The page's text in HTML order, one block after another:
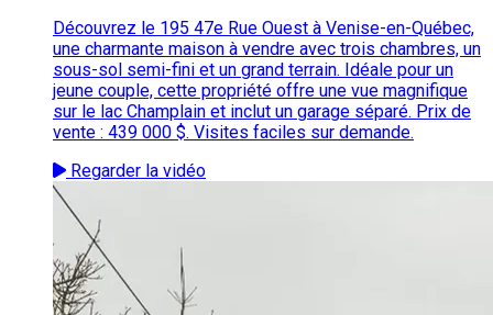
Découvrez le 195 47e Rue Ouest à Venise-en-Québec,
une charmante maison à vendre avec trois chambres, un
sous-sol semi-fini et un grand terrain. Idéale pour un
jeune couple, cette propriété offre une vue magnifique
sur le lac Champlain et inclut un garage séparé. Prix de
vente : 439 000 $. Visites faciles sur demande.
Regarder la vidéo